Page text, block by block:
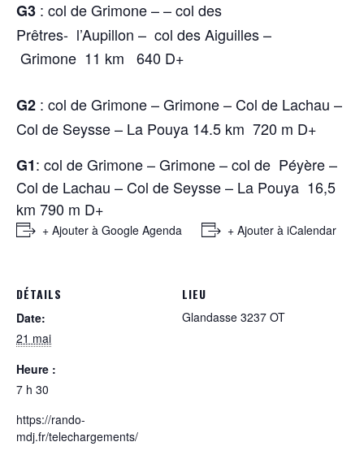
G3 : col de Grimone –– col des
Prêtres- l’Aupillon – col des Aiguilles –
Grimone 11 km 640 D+
G2 : col de Grimone – Grimone – Col de Lachau –
Col de Seysse – La Pouya 14.5 km 720 m D+
G1: col de Grimone – Grimone – col de Péyère –
Col de Lachau – Col de Seysse – La Pouya 16,5
km 790 m D+
+ Ajouter à Google Agenda + Ajouter à iCalendar
DÉTAILS
Date:
21 mai
Heure :
7 h 30
https://rando-
mdj.fr/telechargements/
LIEU
Glandasse 3237 OT